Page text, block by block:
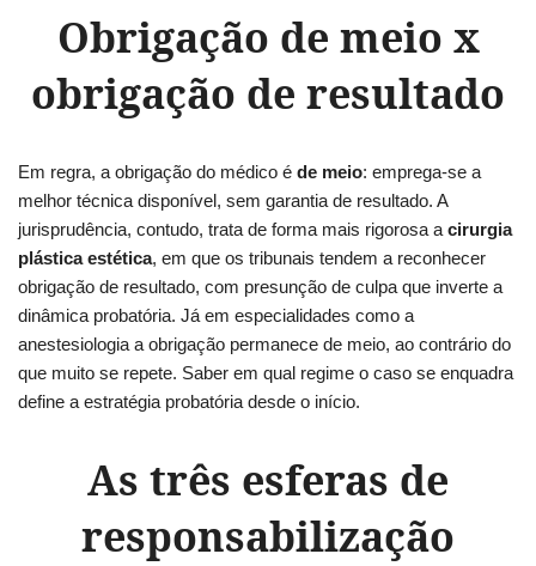
Obrigação de meio x
obrigação de resultado
Em regra, a obrigação do médico é de meio: emprega-se a
melhor técnica disponível, sem garantia de resultado. A
jurisprudência, contudo, trata de forma mais rigorosa a cirurgia
plástica estética, em que os tribunais tendem a reconhecer
obrigação de resultado, com presunção de culpa que inverte a
dinâmica probatória. Já em especialidades como a
anestesiologia a obrigação permanece de meio, ao contrário do
que muito se repete. Saber em qual regime o caso se enquadra
define a estratégia probatória desde o início.
As três esferas de
responsabilização